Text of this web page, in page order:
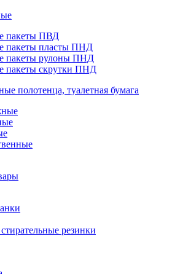
пакеты ПВД
пакеты пласты ПНД
пакеты рулоны ПНД
пакеты скрутки ПНД
полотенца, туалетная бумага
резинки